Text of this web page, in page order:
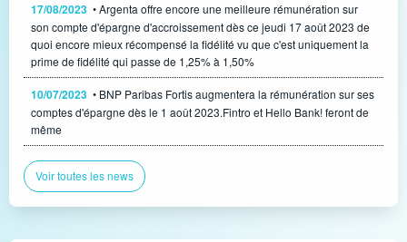
17/08/2023 • Argenta offre encore une meilleure rémunération sur
son compte d'épargne d'accroissement dès ce jeudi 17 août 2023 de
quoi encore mieux récompensé la fidélité vu que c'est uniquement la
prime de fidélité qui passe de 1,25% à 1,50%
10/07/2023 • BNP Paribas Fortis augmentera la rémunération sur ses
comptes d'épargne dès le 1 août 2023.Fintro et Hello Bank! feront de
même
Voir toutes les news